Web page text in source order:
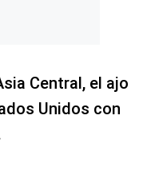
Central, el ajo
Unidos con